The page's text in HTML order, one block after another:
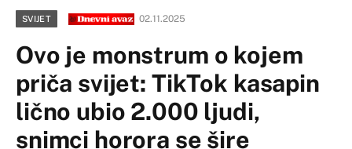
SVIJET 02.11.2025
Ovo je monstrum o kojem
priča svijet: TikTok kasapin
lično ubio 2.000 ljudi,
snimci horora se šire